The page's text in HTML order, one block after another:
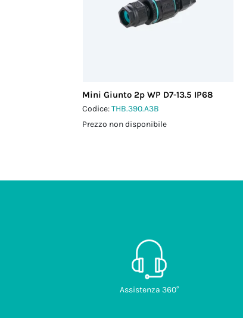
Mini Giunto 2p WP D7-13.5 IP68
Codice:THB.390.A3B
Prezzo non disponibile
Assistenza 360°